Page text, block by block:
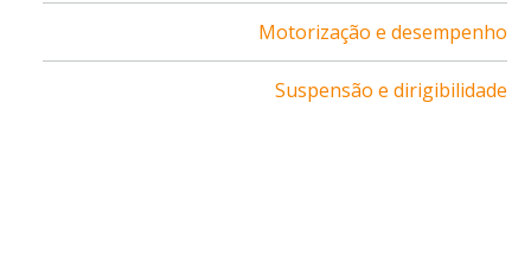
Motorização e desempenho
Suspensão e dirigibilidade